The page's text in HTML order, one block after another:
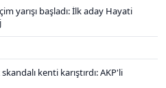
yarışı başladı: İlk aday Hayati
kenti karıştırdı: AKP'li